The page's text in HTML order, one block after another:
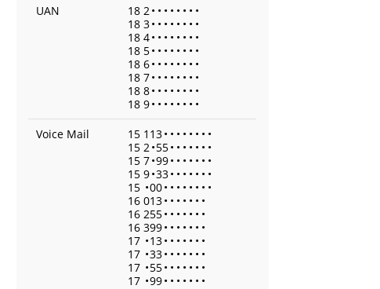
UAN
18 2• • • • • • • •
18 3• • • • • • • •
18 4• • • • • • • •
18 5• • • • • • • •
18 6• • • • • • • •
18 7• • • • • • • •
18 8• • • • • • • •
18 9• • • • • • • •
Voice Mail
15 113• • • • • • • •
15 2•55• • • • • • •
15 7•99• • • • • • •
15 9•33• • • • • • •
15 •00• • • • • • • •
16 013• • • • • • •
16 255• • • • • • •
16 399• • • • • • •
17 •13• • • • • • •
17 •33• • • • • • •
17 •55• • • • • • •
17 •99• • • • • • •